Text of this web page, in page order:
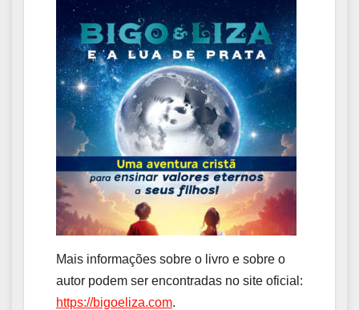
Mais informações sobre o livro e sobre o
autor podem ser encontradas no site oficial:
https://bigoeliza.com.